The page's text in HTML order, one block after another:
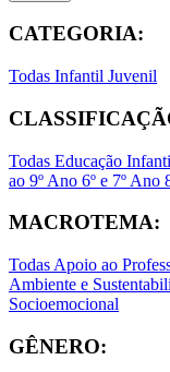
CATEGORIA:
Todas Infantil Juvenil
Todas Educação
ao 9º Ano 6º e 7º Ano
MACROTEMA:
Todas Apoio ao
Ambiente e
Socioemocional
GÊNERO: